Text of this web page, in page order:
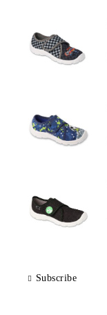
Subscribe